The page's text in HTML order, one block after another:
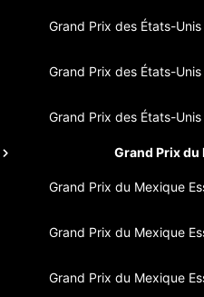
Grand Prix des États-Unis
Grand Prix des États-Unis
Grand Prix des États-Unis
Grand Prix du
Grand Prix du Mexique
Grand Prix du Mexique
Grand Prix du Mexique